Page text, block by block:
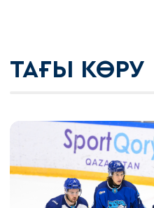
ТАҒЫ КӨРУ